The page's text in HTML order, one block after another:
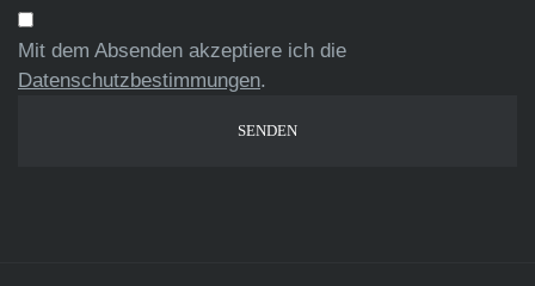
Mit dem Absenden akzeptiere ich die
Datenschutzbestimmungen.